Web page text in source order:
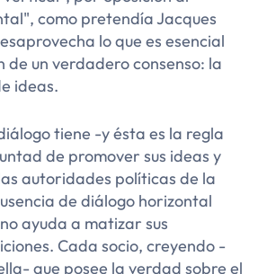
como pretendía Jacques
lo que es esencial
de un verdadero consenso: la
ideas.
tiene -y ésta es la regla
de promover sus ideas y
autoridades políticas de la
de diálogo horizontal
ayuda a matizar sus
Cada socio, creyendo -
que posee la verdad sobre el